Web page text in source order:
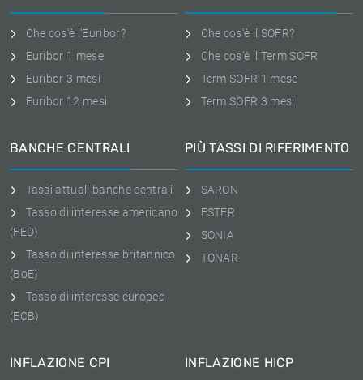
Che cos'è l'Euribor?
Euribor 1 mese
Euribor 3 mesi
Euribor 12 mesi
Che cos'è il SOFR?
Che cos'è il Term SOFR
Term SOFR 1 mese
Term SOFR 3 mesi
BANCHE CENTRALI
Tassi attuali banche centrali
Tasso di interesse americano
(FED)
Tasso di interesse britannico
(BoE)
Tasso di interesse europeo
(ECB)
PIÙ TASSI DI RIFERIMENTO
SARON
ESTER
SONIA
TONAR
INFLAZIONE CPI INFLAZIONE HICP